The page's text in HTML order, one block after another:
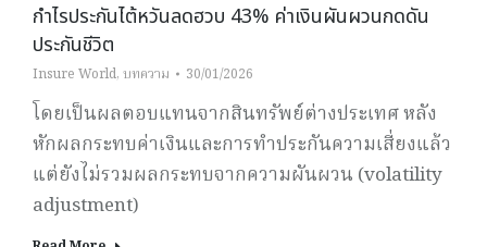
กำไรประกันไต้หวันลดฮวบ 43% ค่าเงินผันผวนกดดัน
ประกันชีวิต
Insure World, บทความ 30/01/2026
โดยเป็นผลตอบแทนจากสินทรัพย์ต่างประเทศ หลัง
หักผลกระทบค่าเงินและการทำประกันความเสี่ยงแล้ว
แต่ยังไม่รวมผลกระทบจากความผันผวน (volatility
adjustment)